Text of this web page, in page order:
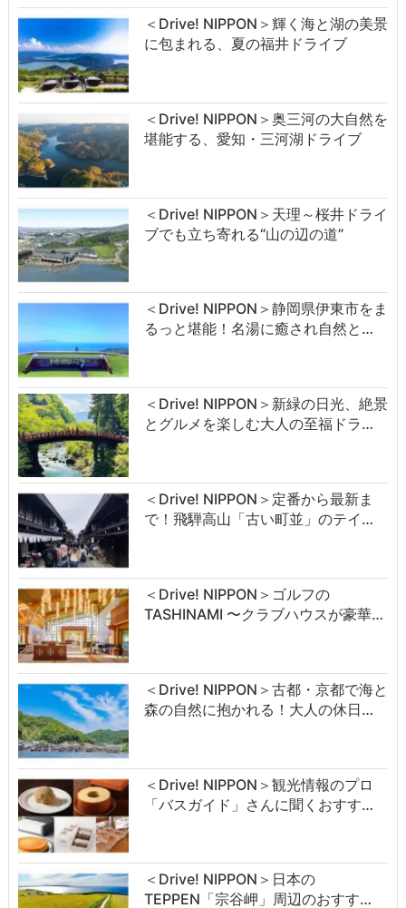
＜Drive! NIPPON＞輝く海と湖の美景
に包まれる、夏の福井ドライブ
＜Drive! NIPPON＞奥三河の大自然を
堪能する、愛知・三河湖ドライブ
＜Drive! NIPPON＞天理～桜井ドライ
ブでも立ち寄れる“山の辺の道”
＜Drive! NIPPON＞静岡県伊東市をま
るっと堪能！名湯に癒され自然と…
＜Drive! NIPPON＞新緑の日光、絶景
とグルメを楽しむ大人の至福ドラ…
＜Drive! NIPPON＞定番から最新ま
で！飛騨高山「古い町並」のテイ…
＜Drive! NIPPON＞ゴルフの
TASHINAMI 〜クラブハウスが豪華…
＜Drive! NIPPON＞古都・京都で海と
森の自然に抱かれる！大人の休日…
＜Drive! NIPPON＞観光情報のプロ
「バスガイド」さんに聞くおすす…
＜Drive! NIPPON＞日本の
TEPPEN「宗谷岬」周辺のおすす…